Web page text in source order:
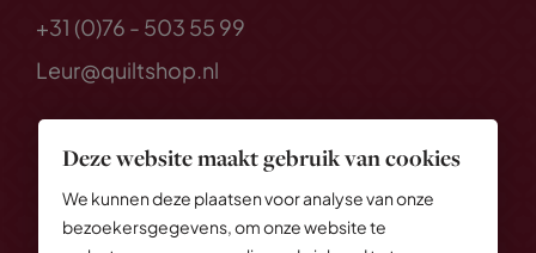
Deze website maakt gebruik van cookies
We kunnen deze plaatsen voor analyse van onze
bezoekersgegevens, om onze website te
+31 (0)76 - 503 55 99
Leur@quiltshop.nl